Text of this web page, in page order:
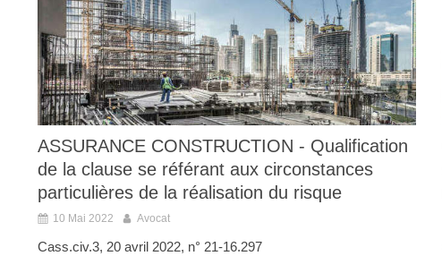
ASSURANCE CONSTRUCTION - Qualification
de la clause se référant aux circonstances
particulières de la réalisation du risque
10 Mai 2022 Avocat
Cass.civ.3, 20 avril 2022, n° 21-16.297